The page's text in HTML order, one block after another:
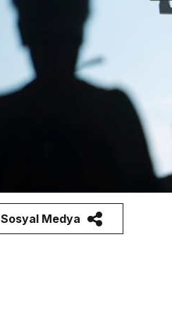
Sosyal Medya